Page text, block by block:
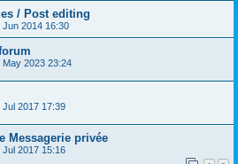
/ Post editing
Jun 2014 16:30
May 2023 23:24
Jul 2017 17:39
Messagerie privée
Jul 2017 15:16